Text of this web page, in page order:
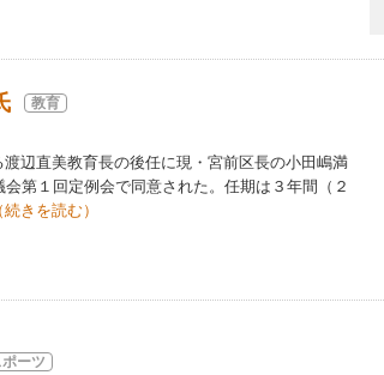
教育
辺直美教育長の後任に現・宮前区長の小田嶋満
第１回定例会で同意された。任期は３年間（２
続きを読む）
ポーツ